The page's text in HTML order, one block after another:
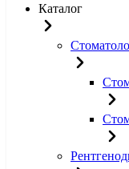
Каталог